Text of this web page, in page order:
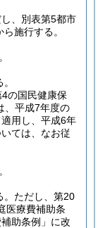
、別表第5都市
施行する。
の国民健康保
、平成7年度の
用し、平成6年
ては、なお従
ただし、第20
医療費補助条
助条例」に改